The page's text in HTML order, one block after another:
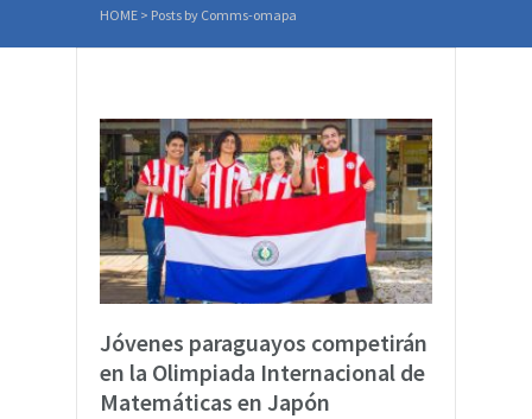
HOME > Posts by Comms-omapa
Jóvenes paraguayos competirán
en la Olimpiada Internacional de
Matemáticas en Japón